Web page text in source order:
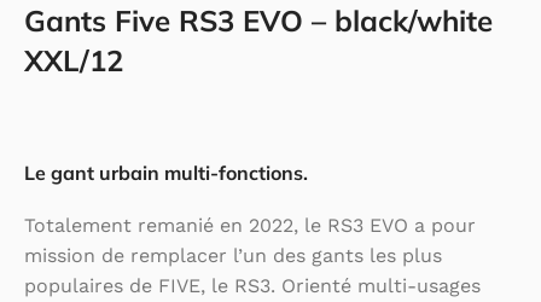
Gants Five RS3 EVO – black/white
XXL/12
Le gant urbain multi-fonctions.
Totalement remanié en 2022, le RS3 EVO a pour
mission de remplacer l’un des gants les plus
populaires de FIVE, le RS3. Orienté multi-usages